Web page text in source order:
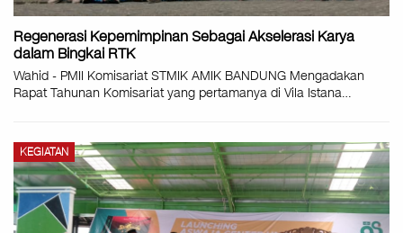
Regenerasi Kepemimpinan Sebagai Akselerasi Karya
dalam Bingkai RTK
Wahid - PMII Komisariat STMIK AMIK BANDUNG Mengadakan
Rapat Tahunan Komisariat yang pertamanya di Vila Istana…
KEGIATAN